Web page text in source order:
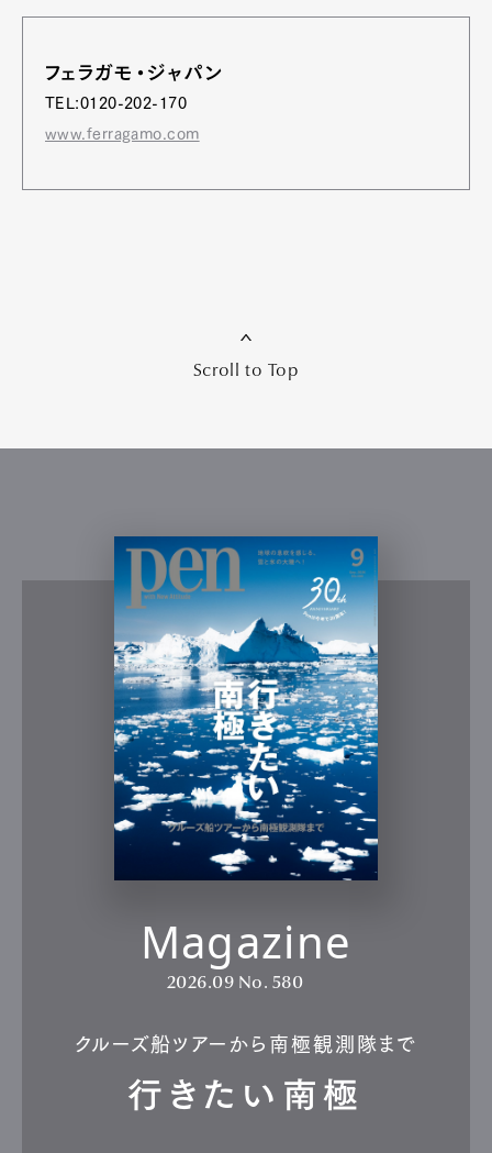
フェラガモ・ジャパン
TEL:0120-202-170
www.ferragamo.com
Scroll to Top
Magazine
2026.09 No. 580
クルーズ船ツアーから南極観測隊まで
行きたい南極